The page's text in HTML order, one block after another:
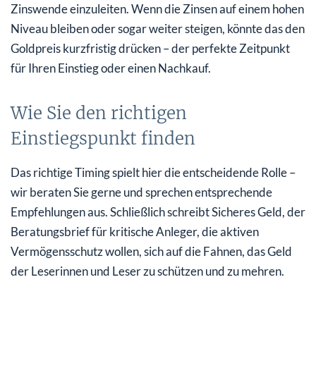
Zinswende einzuleiten. Wenn die Zinsen auf einem hohen
Niveau bleiben oder sogar weiter steigen, könnte das den
Goldpreis kurzfristig drücken – der perfekte Zeitpunkt
für Ihren Einstieg oder einen Nachkauf.
Wie Sie den richtigen
Einstiegspunkt finden
Das richtige Timing spielt hier die entscheidende Rolle –
wir beraten Sie gerne und sprechen entsprechende
Empfehlungen aus. Schließlich schreibt Sicheres Geld, der
Beratungsbrief für kritische Anleger, die aktiven
Vermögensschutz wollen, sich auf die Fahnen, das Geld
der Leserinnen und Leser zu schützen und zu mehren.